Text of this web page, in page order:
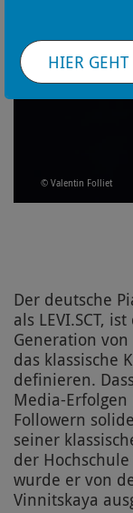
© Valentin Folliet
Der deutsche
als LEVI.SCT,
Generation
das klassische
definieren.
Media-
Followern
seiner
der
wurde er von
Vinnitskaya
HIER